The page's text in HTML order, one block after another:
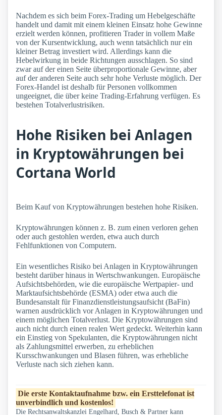
Nachdem es sich beim Forex-Trading um Hebelgeschäfte
handelt und damit mit einem kleinen Einsatz hohe Gewinne
erzielt werden können, profitieren Trader in vollem Maße
von der Kursentwicklung, auch wenn tatsächlich nur ein
kleiner Betrag investiert wird. Allerdings kann die
Hebelwirkung in beide Richtungen ausschlagen. So sind
zwar auf der einen Seite überproportionale Gewinne, aber
auf der anderen Seite auch sehr hohe Verluste möglich. Der
Forex-Handel ist deshalb für Personen vollkommen
ungeeignet, die über keine Trading-Erfahrung verfügen. Es
bestehen Totalverlustrisiken.
Hohe Risiken bei Anlagen
in Kryptowährungen bei
Cortana World
Beim Kauf von Kryptowährungen bestehen hohe Risiken.
Kryptowährungen können z. B. zum einen verloren gehen
oder auch gestohlen werden, etwa auch durch
Fehlfunktionen von Computern.
Ein wesentliches Risiko bei Anlagen in Kryptowährungen
besteht darüber hinaus in Wertschwankungen. Europäische
Aufsichtsbehörden, wie die europäische Wertpapier- und
Marktaufsichtsbehörde (ESMA) oder etwa auch die
Bundesanstalt für Finanzdienstleistungsaufsicht (BaFin)
warnen ausdrücklich vor Anlagen in Kryptowährungen und
einem möglichen Totalverlust. Die Kryptowährungen sind
auch nicht durch einen realen Wert gedeckt. Weiterhin kann
ein Einstieg von Spekulanten, die Kryptowährungen nicht
als Zahlungsmittel erwerben, zu erheblichen
Kursschwankungen und Blasen führen, was erhebliche
Verluste nach sich ziehen kann.
Die erste Kontaktaufnahme bzw. ein Ersttelefonat ist
unverbindlich und kostenlos!
Die Rechtsanwaltskanzlei Engelhard, Busch & Partner kann